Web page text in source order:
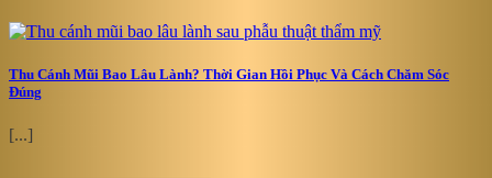
Thu Cánh Mũi Bao Lâu Lành? Thời Gian Hồi Phục Và Cách Chăm Sóc
Đúng
[...]